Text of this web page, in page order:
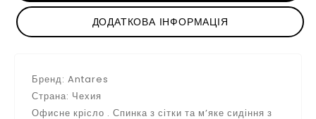
ДОДАТКОВА ІНФОРМАЦІЯ
Бренд: Antares
Страна: Чехия
Офисне крісло . Спинка з сітки та м’яке сидіння з